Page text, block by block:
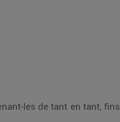
les de tant en tant, fins